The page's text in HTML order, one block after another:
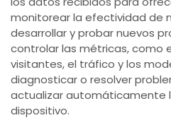
monitorear la efectividad de
desarrollar y probar nuevos
controlar las métricas, como
visitantes, el tráfico y los
diagnosticar o resolver
actualizar automáticamente
dispositivo.